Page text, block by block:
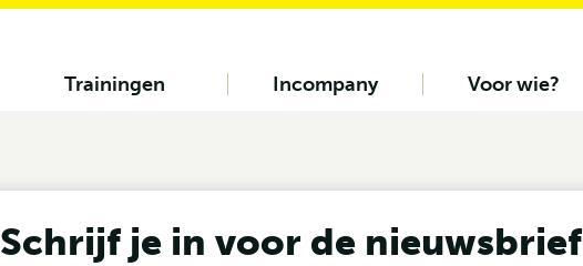
Trainingen Incompany Voor wie?
Schrijf je in voor de nieuwsbrief